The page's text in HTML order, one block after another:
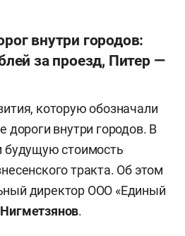
внутри городов:
за проезд, Питер —
которую обозначали
дороги внутри городов. В
будущую стоимость
тракта. Об этом
директор ООО «Единый
.